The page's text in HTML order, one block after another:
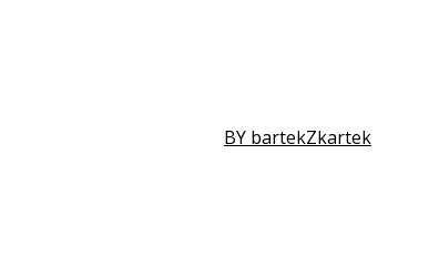
BY bartekZkartek